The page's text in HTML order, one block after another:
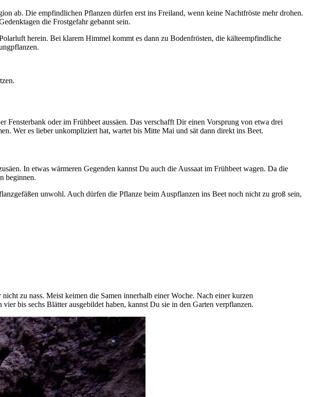
ab. Die empfindlichen Pflanzen dürfen erst ins Freiland, wenn keine Nachtfröste mehr drohen.
die Frostgefahr gebannt sein.
herein. Bei klarem Himmel kommt es dann zu Bodenfrösten, die kälteempfindliche
oder im Frühbeet aussäen. Das verschafft Dir einen Vorsprung von etwa drei
Wer es lieber unkompliziert hat, wartet bis Mitte Mai und sät dann direkt ins Beet.
In etwas wärmeren Gegenden kannst Du auch die Aussaat im Frühbeet wagen. Da die
beginnen.
unwohl. Auch dürfen die Pflanze beim Auspflanzen ins Beet noch nicht zu groß sein,
zu nass. Meist keimen die Samen innerhalb einer Woche. Nach einer kurzen
bis sechs Blätter ausgebildet haben, kannst Du sie in den Garten verpflanzen.